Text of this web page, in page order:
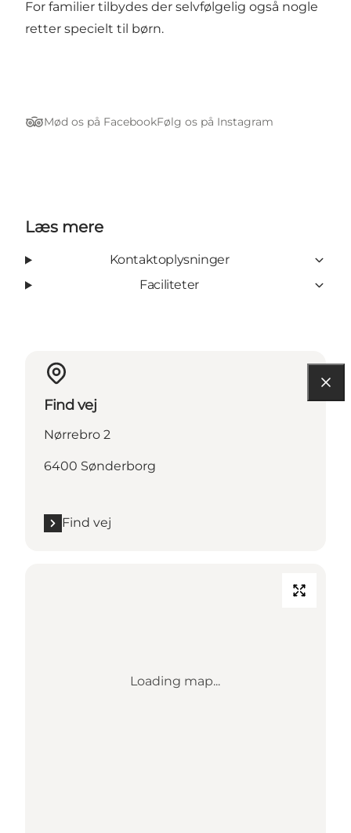
For familier tilbydes der selvfølgelig også nogle
retter specielt til børn.
Tripadvisor
Mød os på FacebookFølg os på Instagram
Læs mere
Kontaktoplysninger
Faciliteter
Find vej
Nørrebro 2
6400 Sønderborg
Find vej
Loading map...